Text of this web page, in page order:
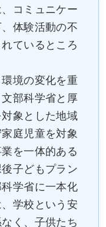
コミュニケー
体験活動の不
ているところ
境の変化を重
部科学省と厚
象とした地域
庭児童を対象
を一体的ある
子どもプラン
学省に一本化
学校という安
く、子供たち